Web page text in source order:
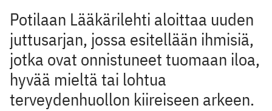
Potilaan Lääkärilehti aloittaa uuden
juttusarjan, jossa esitellään ihmisiä,
jotka ovat onnistuneet tuomaan iloa,
hyvää mieltä tai lohtua
terveydenhuollon kiireiseen arkeen.